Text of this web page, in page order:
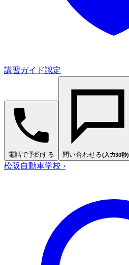
講習ガイド認定
電話で予約する 問い合わせる(入力30秒)
松阪自動車学校 ›